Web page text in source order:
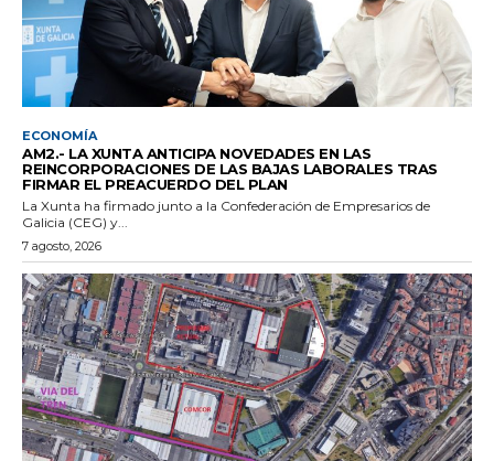
ECONOMÍA
AM2.- LA XUNTA ANTICIPA NOVEDADES EN LAS
REINCORPORACIONES DE LAS BAJAS LABORALES TRAS
FIRMAR EL PREACUERDO DEL PLAN
La Xunta ha firmado junto a la Confederación de Empresarios de
Galicia (CEG) y...
7 agosto, 2026